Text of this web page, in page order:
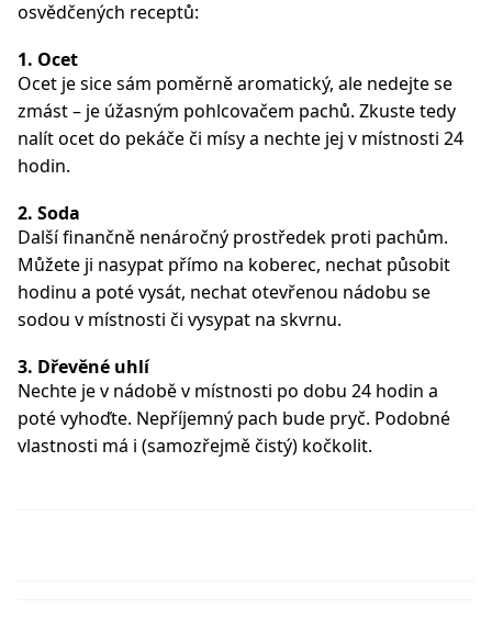
osvědčených receptů:
1. Ocet
Ocet je sice sám poměrně aromatický, ale nedejte se
zmást – je úžasným pohlcovačem pachů. Zkuste tedy
nalít ocet do pekáče či mísy a nechte jej v místnosti 24
hodin.
2. Soda
Další finančně nenáročný prostředek proti pachům.
Můžete ji nasypat přímo na koberec, nechat působit
hodinu a poté vysát, nechat otevřenou nádobu se
sodou v místnosti či vysypat na skvrnu.
3. Dřevěné uhlí
Nechte je v nádobě v místnosti po dobu 24 hodin a
poté vyhoďte. Nepříjemný pach bude pryč. Podobné
vlastnosti má i (samozřejmě čistý) kočkolit.